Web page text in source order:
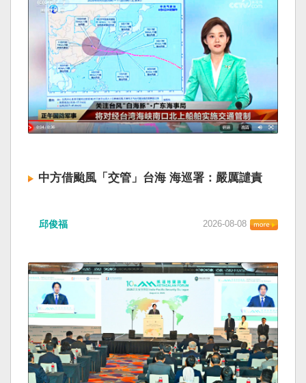
中方借颱風「交管」台海 海巡署：嚴厲譴責
邱俊福 2026-08-08